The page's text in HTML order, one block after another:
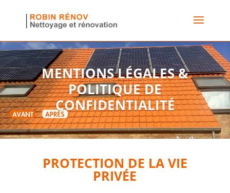
MENTIONS LÉGALES &
POLITIQUE DE
CONFIDENTIALITÉ
PROTECTION DE LA VIE
PRIVÉE